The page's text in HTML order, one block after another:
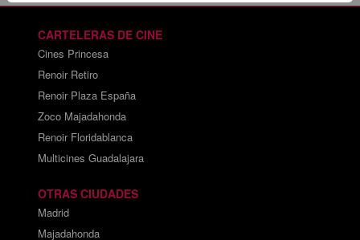
CARTELERAS DE CINE
Cines Princesa
Renoir Retiro
Renoir Plaza España
Zoco Majadahonda
Renoir Floridablanca
Multicines Guadalajara
OTRAS CIUDADES
Madrid
Majadahonda